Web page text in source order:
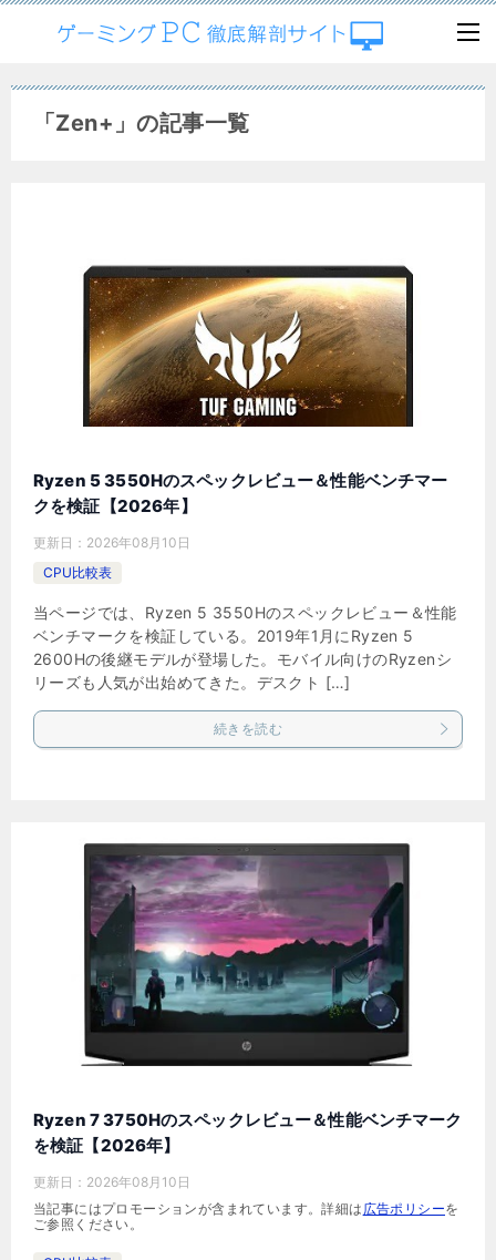
「Zen+」の記事一覧
Ryzen 5 3550Hのスペックレビュー＆性能ベンチマー
クを検証【2026年】
更新日： 2026年08月10日
CPU比較表
当ページでは、Ryzen 5 3550Hのスペックレビュー＆性能
ベンチマークを検証している。2019年1月にRyzen 5
2600Hの後継モデルが登場した。モバイル向けのRyzenシ
リーズも人気が出始めてきた。デスクト […]
続きを読む
Ryzen 7 3750Hのスペックレビュー＆性能ベンチマーク
を検証【2026年】
更新日： 2026年08月10日
当記事にはプロモーションが含まれています。詳細は 広告ポリシーを
ご参照ください。